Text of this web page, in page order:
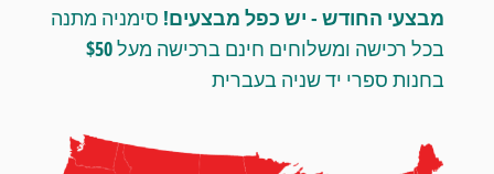
מבצעי החודש - יש כפל מבצעים! סימניה מתנה
בכל רכישה ומשלוחים חינם ברכישה מעל $50
בחנות ספרי יד שניה בעברית